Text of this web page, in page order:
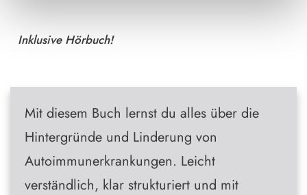
Inklusive Hörbuch!
Mit diesem Buch lernst du alles über die
Hintergründe und Linderung von
Autoimmunerkrankungen. Leicht
verständlich, klar strukturiert und mit